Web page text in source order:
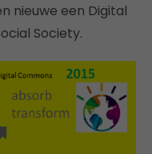
nieuwe een Digital
Society.